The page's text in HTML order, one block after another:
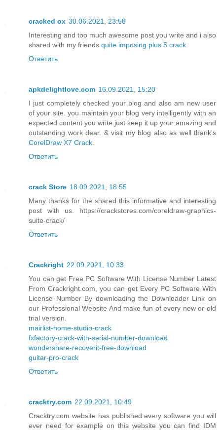
cracked ox 30.06.2021, 23:58
Interesting and too much awesome post you write and i also
shared with my friends quite imposing plus 5 crack
Ответить
apkdelightlove.com 16.09.2021, 15:20
I just completely checked your blog and also am new user
of your site. you maintain your blog very intelligently with an
expected content you write just keep it up your amazing and
outstanding work dear. & visit my blog also as well thank's
CorelDraw X7 Crack
Ответить
crack Store 18.09.2021, 18:55
Many thanks for the shared this informative and interesting
post with us. https://crackstores.com/coreldraw-graphics-
suite-crack/
Ответить
Crackright 22.09.2021, 10:33
You can get Free PC Software With License Number Latest
From Crackright.com, you can get Every PC Software With
License Number By downloading the Downloader Link on
our Professional Website And make fun of every new or old
trial version.
mairlist-home-studio-crack
fxfactory-crack-with-serial-number-download
wondershare-recoverit-free-download
guitar-pro-crack
Ответить
cracktry.com 22.09.2021, 10:49
Cracktry.com website has published every software you will
ever need for example on this website you can find IDM